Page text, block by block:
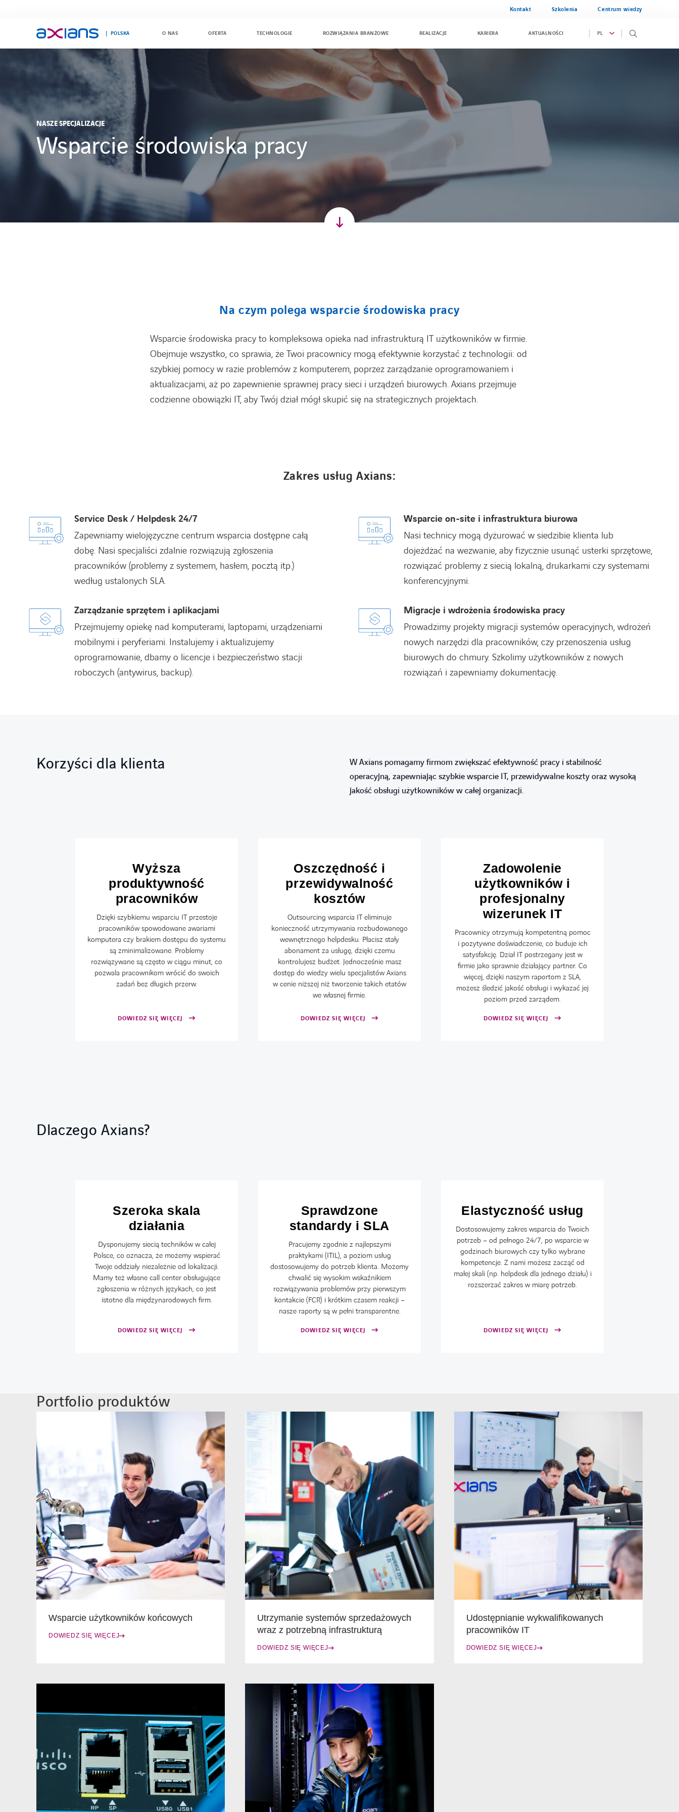
Kontakt Szkolenia Centrum wiedzy
POLSKA O NAS OFERTA TECHNOLOGIE ROZWIĄZANIA BRANŻOWE REALIZACJE KARIERA AKTUALNOŚCI PL
NASZE SPECJALIZACJE
Wsparcie środowiska pracy
Na czym polega wsparcie środowiska pracy
Wsparcie środowiska pracy to kompleksowa opieka nad infrastrukturą IT użytkowników w firmie.
Obejmuje wszystko, co sprawia, że Twoi pracownicy mogą efektywnie korzystać z technologii: od
szybkiej pomocy w razie problemów z komputerem, poprzez zarządzanie oprogramowaniem i
aktualizacjami, aż po zapewnienie sprawnej pracy sieci i urządzeń biurowych. Axians przejmuje
codzienne obowiązki IT, aby Twój dział mógł skupić się na strategicznych projektach.
Zakres usług Axians:
Service Desk / Helpdesk 24/7
Zapewniamy wielojęzyczne centrum wsparcia dostępne całą
dobę. Nasi specjaliści zdalnie rozwiązują zgłoszenia
pracowników (problemy z systemem, hasłem, pocztą itp.)
według ustalonych SLA.
Zarządzanie sprzętem i aplikacjami
Przejmujemy opiekę nad komputerami, laptopami, urządzeniami
mobilnymi i peryferiami. Instalujemy i aktualizujemy
oprogramowanie, dbamy o licencje i bezpieczeństwo stacji
roboczych (antywirus, backup).
Wsparcie on-site i infrastruktura biurowa
Nasi technicy mogą dyżurować w siedzibie klienta lub
dojeżdżać na wezwanie, aby fizycznie usunąć usterki sprzętowe,
rozwiązać problemy z siecią lokalną, drukarkami czy systemami
konferencyjnymi.
Migracje i wdrożenia środowiska pracy
Prowadzimy projekty migracji systemów operacyjnych, wdrożeń
nowych narzędzi dla pracowników, czy przenoszenia usług
biurowych do chmury. Szkolimy użytkowników z nowych
rozwiązań i zapewniamy dokumentację.
Korzyści dla klienta
W Axians pomagamy firmom zwiększać efektywność pracy i stabilność
operacyjną, zapewniając szybkie wsparcie IT, przewidywalne koszty oraz wysoką
jakość obsługi użytkowników w całej organizacji.
Wyższa
produktywność
pracowników
Dzięki szybkiemu wsparciu IT przestoje
pracowników spowodowane awariami
komputera czy brakiem dostępu do systemu
są zminimalizowane. Problemy
rozwiązywane są często w ciągu minut, co
pozwala pracownikom wrócić do swoich
zadań bez długich przerw.
DOWIEDZ SIĘ WIĘCEJ
Oszczędność i
przewidywalność
kosztów
Outsourcing wsparcia IT eliminuje
konieczność utrzymywania rozbudowanego
wewnętrznego helpdesku. Płacisz stały
abonament za usługę, dzięki czemu
kontrolujesz budżet. Jednocześnie masz
dostęp do wiedzy wielu specjalistów Axians
w cenie niższej niż tworzenie takich etatów
we własnej firmie.
DOWIEDZ SIĘ WIĘCEJ
Zadowolenie
użytkowników i
profesjonalny
wizerunek IT
Pracownicy otrzymują kompetentną pomoc
i pozytywne doświadczenie, co buduje ich
satysfakcję. Dział IT postrzegany jest w
firmie jako sprawnie działający partner. Co
więcej, dzięki naszym raportom z SLA,
możesz śledzić jakość obsługi i wykazać jej
poziom przed zarządem.
DOWIEDZ SIĘ WIĘCEJ
Dlaczego Axians?
Szeroka skala
działania
Dysponujemy siecią techników w całej
Polsce, co oznacza, że możemy wspierać
Twoje oddziały niezależnie od lokalizacji.
Mamy też własne call center obsługujące
zgłoszenia w różnych językach, co jest
istotne dla międzynarodowych firm.
DOWIEDZ SIĘ WIĘCEJ
Sprawdzone
standardy i SLA
Pracujemy zgodnie z najlepszymi
praktykami (ITIL), a poziom usług
dostosowujemy do potrzeb klienta. Możemy
chwalić się wysokim wskaźnikiem
rozwiązywania problemów przy pierwszym
kontakcie (FCR) i krótkim czasem reakcji –
nasze raporty są w pełni transparentne.
DOWIEDZ SIĘ WIĘCEJ
Elastyczność usług
Dostosowujemy zakres wsparcia do Twoich
potrzeb – od pełnego 24/7, po wsparcie w
godzinach biurowych czy tylko wybrane
kompetencje. Z nami możesz zacząć od
małej skali (np. helpdesk dla jednego działu) i
rozszerzać zakres w miarę potrzeb.
DOWIEDZ SIĘ WIĘCEJ
Portfolio produktów
Wsparcie użytkowników końcowych
DOWIEDZ SIĘ WIĘCEJ
Utrzymanie systemów sprzedażowych
wraz z potrzebną infrastrukturą
DOWIEDZ SIĘ WIĘCEJ
Udostępnianie wykwalifikowanych
pracowników IT
DOWIEDZ SIĘ WIĘCEJ